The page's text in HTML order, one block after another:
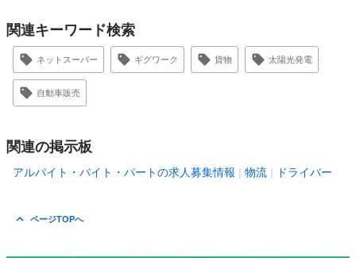
関連キーワード検索
ネットスーパー ギグワーク 貨物 太陽光発電
自動車販売
関連の掲示板
アルバイト・バイト・パートの求人募集情報 物流 ドライバー
ページTOPへ